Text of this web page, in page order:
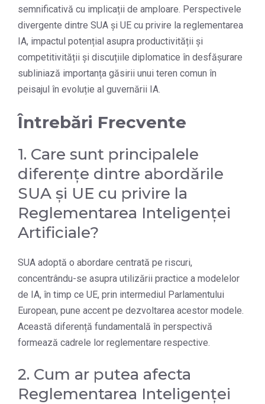
semnificativă cu implicații de amploare. Perspectivele
divergente dintre SUA și UE cu privire la reglementarea
IA, impactul potențial asupra productivității și
competitivității și discuțiile diplomatice în desfășurare
subliniază importanța găsirii unui teren comun în
peisajul în evoluție al guvernării IA.
Întrebări Frecvente
1. Care sunt principalele
diferențe dintre abordările
SUA și UE cu privire la
Reglementarea Inteligenței
Artificiale?
SUA adoptă o abordare centrată pe riscuri,
concentrându-se asupra utilizării practice a modelelor
de IA, în timp ce UE, prin intermediul Parlamentului
European, pune accent pe dezvoltarea acestor modele.
Această diferență fundamentală în perspectivă
formează cadrele lor reglementare respective.
2. Cum ar putea afecta
Reglementarea Inteligenței